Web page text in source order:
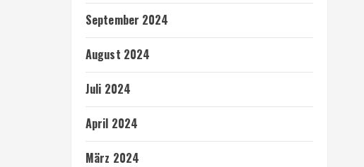
September 2024
August 2024
Juli 2024
April 2024
März 2024